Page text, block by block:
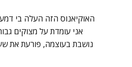
האוקיאנוס הזה העלה בי
אני עומדת על מצוקים
נושבת בעוצמה, פורעת את